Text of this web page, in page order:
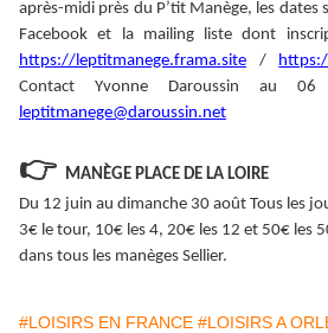
après-midi près du P’tit Manège, les dates
Facebook et la mailing liste dont
https://leptitmanege.frama.site /
Contact Yvonne Daroussin au
leptitmanege@daroussin.net
👉 MANÈGE PLACE DE LA LOIRE
Du 12 juin au dimanche 30 août Tous les
3€ le tour, 10€ les 4, 20€ les 12 et 50€ les
dans tous les manèges Sellier.
#LOISIRS EN FRANCE #LOISIRS A